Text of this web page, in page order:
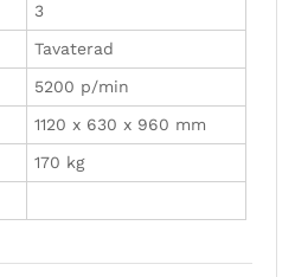
3
Tavaterad
5200 p/min
1120 x 630 x 960 mm
170 kg